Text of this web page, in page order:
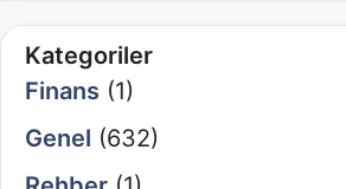
Kategoriler
Finans (1)
Genel (632)